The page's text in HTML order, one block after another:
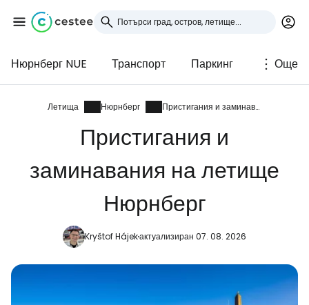
Нюрнберг NUE Транспорт Паркинг Още
Летища Нюрнберг Пристигания и заминавания
Пристигания и
заминавания на летище
Нюрнберг
Kryštof Hájekактуализиран 07. 08. 2026
Влезте в Cestee
... световната общност на туристите
Продължете с Facebook
Продължете с имейл